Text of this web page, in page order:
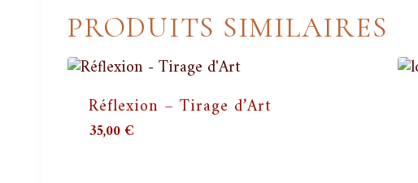
PRODUITS SIMILAIRES
Réflexion – Tirage d’Art
35,00€